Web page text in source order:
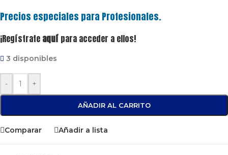
Precios especiales para Profesionales.
¡Regístrate aquí para acceder a ellos!
3 disponibles
- +
AÑADIR AL CARRITO
Comparar Añadir a lista